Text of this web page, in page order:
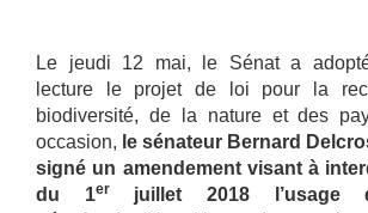
Le jeudi 12 mai, le Sénat a
lecture le projet de loi pour la
biodiversité, de la nature et des
occasion, le sénateur Bernard
signé un amendement visant à
du 1erjuillet 2018 l’usage